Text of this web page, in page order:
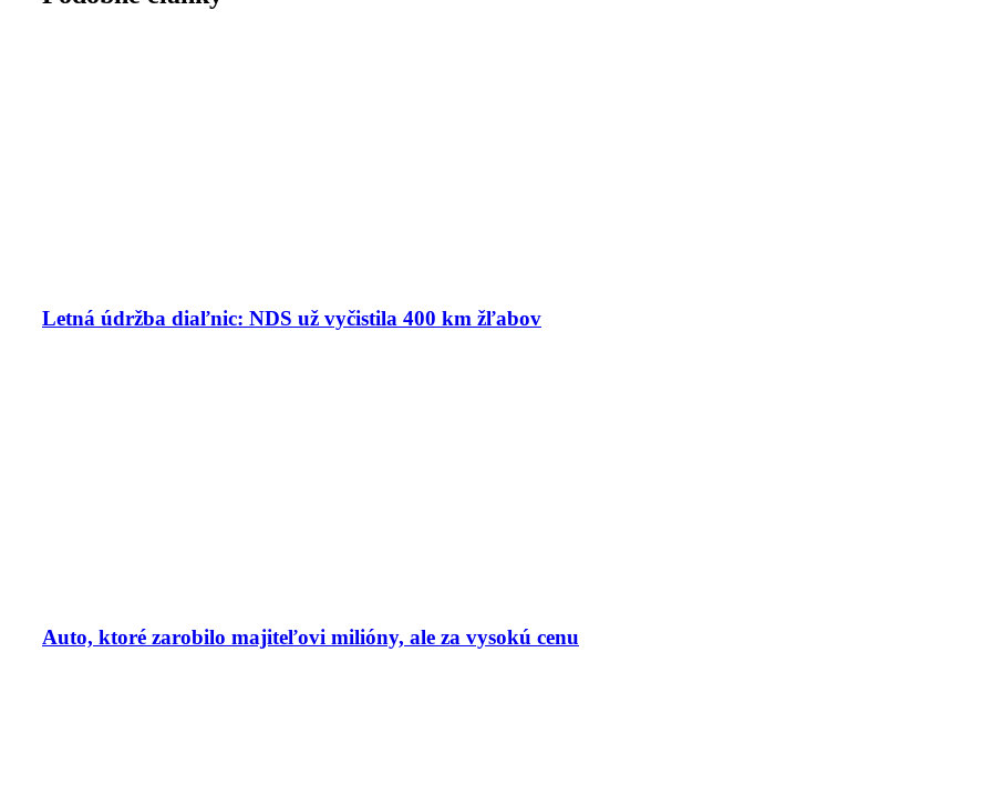
Letná údržba diaľnic: NDS už vyčistila 400 km žľabov
Auto, ktoré zarobilo majiteľovi milióny, ale za vysokú cenu